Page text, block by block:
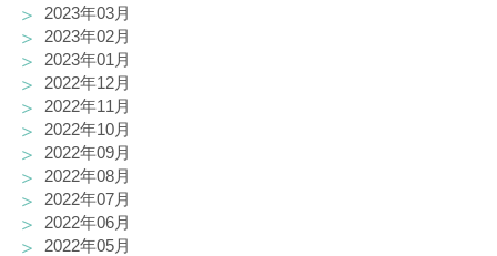
2023年03月
2023年02月
2023年01月
2022年12月
2022年11月
2022年10月
2022年09月
2022年08月
2022年07月
2022年06月
2022年05月